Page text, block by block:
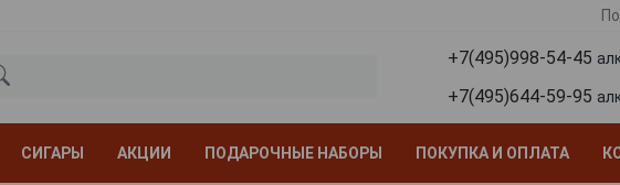
+7(495)998-54-45
+7(495)644-59-95
СИГАРЫ АКЦИИ ПОДАРОЧНЫЕ НАБОРЫ ПОКУПКА И ОПЛАТА